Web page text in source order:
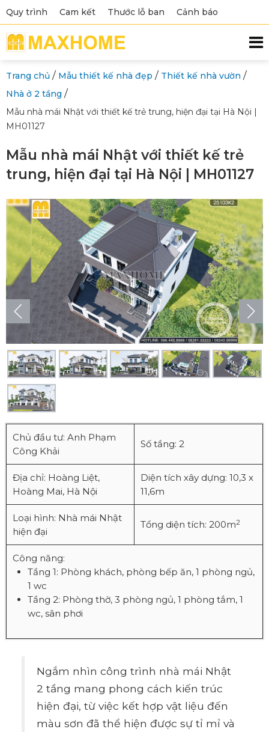
Quy trình Cam kết Thước lỗ ban Cảnh báo
Trang chủ / Mẫu thiết kế nhà đẹp / Thiết kế nhà vườn /
Nhà ở 2 tầng /
Mẫu nhà mái Nhật với thiết kế trẻ trung, hiện đại tại Hà Nội |
MH01127
Mẫu nhà mái Nhật với thiết kế trẻ
trung, hiện đại tại Hà Nội | MH01127
Chủ đầu tư: Anh Phạm
Công Khải
Số tầng: 2
Địa chỉ: Hoàng Liệt,
Hoàng Mai, Hà Nội
Diện tích xây dựng: 10,3 x
11,6m
Loại hình: Nhà mái Nhật
hiện đại
Tổng diện tích: 200m2
Công năng:
Tầng 1: Phòng khách, phòng bếp ăn, 1 phòng ngủ,
1 wc
Tầng 2: Phòng thờ, 3 phòng ngủ, 1 phòng tắm, 1
wc, sân phơi
Ngắm nhìn công trình nhà mái Nhật
2 tầng mang phong cách kiến trúc
hiện đại, từ việc kết hợp vật liệu đến
màu sơn đã thể hiện được sự tỉ mỉ và